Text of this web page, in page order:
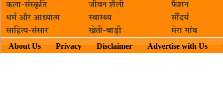
कला-संस्कृति
जीवन शैली
फैशन
धर्म और आध्यात्म
स्वास्थ्य
सौंदर्य
साहित्य-संसार
खेती-बाड़ी मेरा गांव
About Us Privacy Disclaimer Advertise with Us